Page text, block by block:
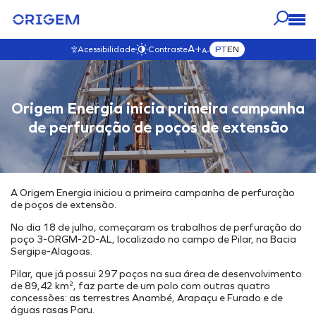
Acessibilidade ContrasteA+A- PTEN
A ORIGEM
VISITAR ESTA SEÇÃO
Quem Somos
Nosso Propósito e Valores
Nossa História
Nosso Time
Código de Ética
Canal de Ética
Política Anticorrupção
Política de SGI
NOSSOS
NEGÓCIOS
VISITAR ESTA SEÇÃO
NOSSOS ATIVOS
Mapa Interativo
E&P
Desenvolvimento & Produção
Comercialização
Soluções Energéticas Integradas
Parque de Geração de Energia
Estocagem Subterrânea
Interiorização do Gás
Hub Energético
NOSSO
IMPACTO
VISITAR ESTA SEÇÃO
Governança
Governança
Transparência
Nossos Compromissos
Mudanças Climáticas
Iniciativas Ambientais
Social
Projetos Externos
IMPRENSA
VISITAR ESTA SEÇÃO
Blog
Fale com a Origem
CARREIRAS
VISITAR ESTA SEÇÃO
Origem Carreiras
Venha para Nosso Time
Origem Energia inicia primeira campanha
de perfuração de poços de extensão
A Origem Energia iniciou a primeira campanha de perfuração
de poços de extensão.
No dia 18 de julho, começaram os trabalhos de perfuração do
poço 3-ORGM-2D-AL, localizado no campo de Pilar, na Bacia
Sergipe-Alagoas.
Pilar, que já possui 297 poços na sua área de desenvolvimento
de 89,42 km², faz parte de um polo com outras quatro
concessões: as terrestres Anambé, Arapaçu e Furado e de
águas rasas Paru.